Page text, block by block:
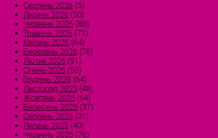
Серпень 2026 (5)
Липень 2026 (50)
Червень 2026 (88)
Травень 2026 (71)
Квітень 2026 (64)
Березень 2026 (76)
Лютий 2026 (91)
Січень 2026 (50)
Грудень 2025 (64)
Листопад 2025 (48)
Жовтень 2025 (64)
Вересень 2025 (37)
Серпень 2025 (31)
Липень 2025 (40)
Червень 2025 (76)